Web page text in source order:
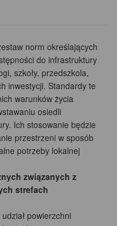
norm określających
do infrastruktury
szkoły, przedszkola,
inwestycji. Standardy te
warunków życia
osiedli
Ich stosowanie będzie
przestrzeni w sposób
potrzeby lokalnej
związanych z
strefach
powierzchni